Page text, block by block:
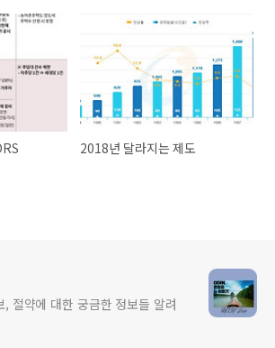
2018년 달라지는 제도
절약에 대한 궁금한 정보들 알려